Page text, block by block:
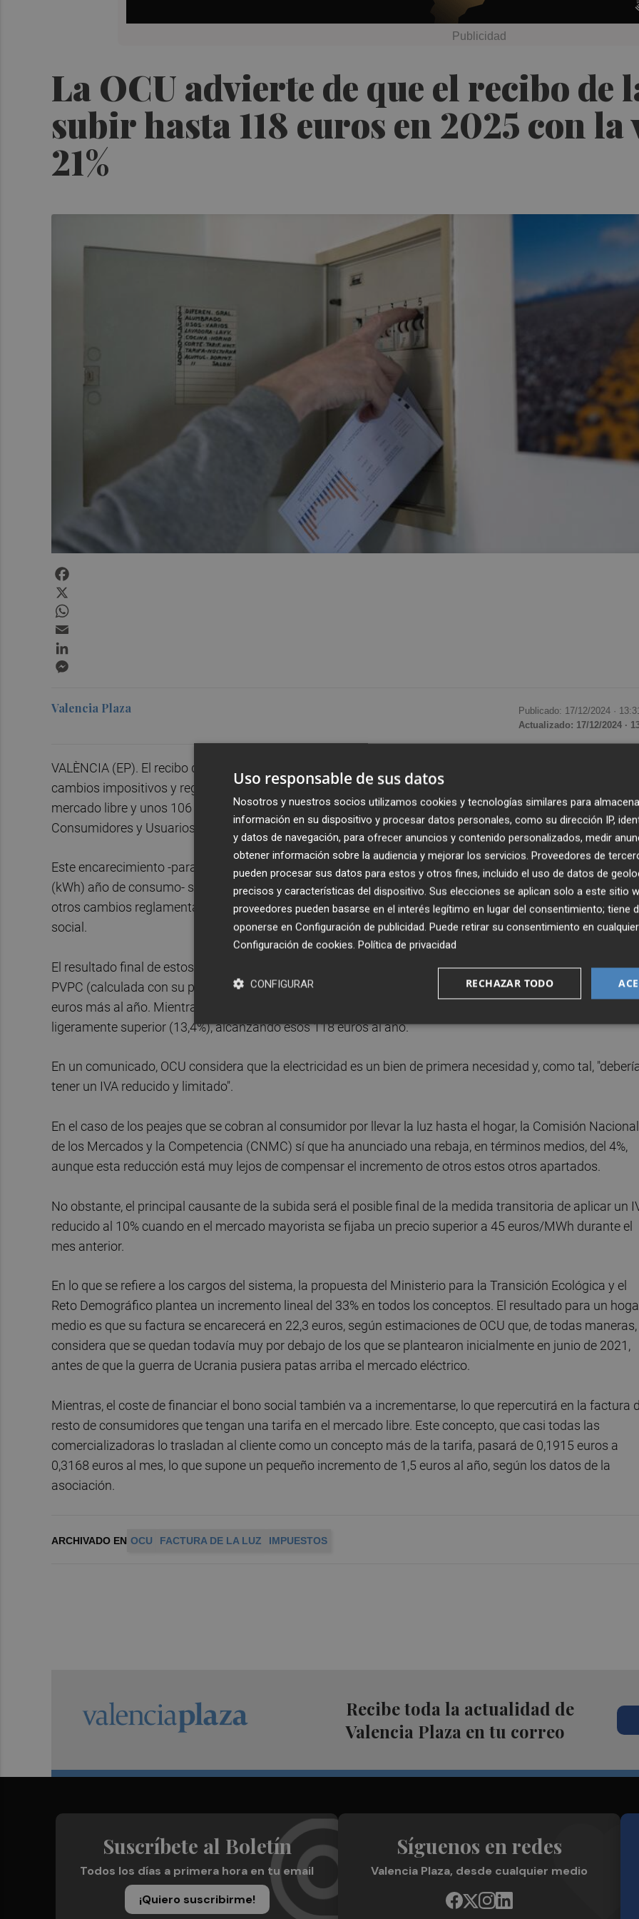
La OCU advierte de que el recibo de
subir hasta 118 euros en 2025 con
21%
Valencia Plaza Publicado: 17/12/2024 ·
Actualizado: 17/12/2024 ·
VALÈNCIA (EP). El recibo de la luz de un hogar medio podría verse encarecido en un 13% ante los
cambios impositivos y regulatorios, lo que supondría pagar 118 euros más si se tiene una tarifa en el
mercado libre y unos 106 euros si es una tarifa regulada (PVPC), según estimaciones de la Organización
Consumidores y Usuarios (OCU).
Este encarecimiento -para un consumidor medio con 4,6 kilovatios (kW) contratados y 3.500 kilovatios
(kWh) año de consumo- se debe principalmente al aumento del IVA de la luz del 10% al 21%, además de
otros cambios reglamentarios, como el aumento de los cargos o el incremento del coste de financiar el
social.
El resultado final de estos cambios será que la factura mensual para un hogar medio con la tarifa
PVPC (calculada con su precio de noviembre) pase de 74,6 a 83,6 euros al mes, o lo que es lo mismo, 106
euros más al año. Mientras que para el resto de los hogares en el mercado libre el incremento será
ligeramente superior (13,4%), alcanzando esos 118 euros al año.
En un comunicado, OCU considera que la electricidad es un bien de primera necesidad y, como tal,
tener un IVA reducido y limitado".
En el caso de los peajes que se cobran al consumidor por llevar la luz hasta el hogar, la Comisión Nacional
de los Mercados y la Competencia (CNMC) sí que ha anunciado una rebaja, en términos medios, del 4%,
aunque esta reducción está muy lejos de compensar el incremento de otros estos otros apartados.
No obstante, el principal causante de la subida será el posible final de la medida transitoria de aplicar un
reducido al 10% cuando en el mercado mayorista se fijaba un precio superior a 45 euros/MWh durante el
mes anterior.
En lo que se refiere a los cargos del sistema, la propuesta del Ministerio para la Transición Ecológica y el
Reto Demográfico plantea un incremento lineal del 33% en todos los conceptos. El resultado para un
medio es que su factura se encarecerá en 22,3 euros, según estimaciones de OCU que, de todas maneras,
considera que se quedan todavía muy por debajo de los que se plantearon inicialmente en junio de 2021,
antes de que la guerra de Ucrania pusiera patas arriba el mercado eléctrico.
Mientras, el coste de financiar el bono social también va a incrementarse, lo que repercutirá en la factura
resto de consumidores que tengan una tarifa en el mercado libre. Este concepto, que casi todas las
comercializadoras lo trasladan al cliente como un concepto más de la tarifa, pasará de 0,1915 euros a
0,3168 euros al mes, lo que supone un pequeño incremento de 1,5 euros al año, según los datos de la
asociación.
ARCHIVADO EN OCU FACTURA DE LA LUZ IMPUESTOS
Recibe toda la actualidad de
Valencia Plaza en tu correo
Suscríbete al Boletín
Todos los días a primera hora en tu email
¡Quiero suscribirme!
Síguenos en redes
Valencia Plaza, desde cualquier medio
Uso responsable de sus datos
Nosotros y nuestros socios utilizamos cookies y tecnologías similares para
información en su dispositivo y procesar datos personales, como su dirección IP,
y datos de navegación, para ofrecer anuncios y contenido personalizados, medir
obtener información sobre la audiencia y mejorar los servicios. Proveedores de
pueden procesar sus datos para estos y otros fines, incluido el uso de datos de
precisos y características del dispositivo. Sus elecciones se aplican solo a este sitio
proveedores pueden basarse en el interés legítimo en lugar del consentimiento; tiene
oponerse en Configuración de publicidad. Puede retirar su consentimiento en
Configuración de cookies. Política de privacidad
RECHAZAR TODO
CONFIGURAR